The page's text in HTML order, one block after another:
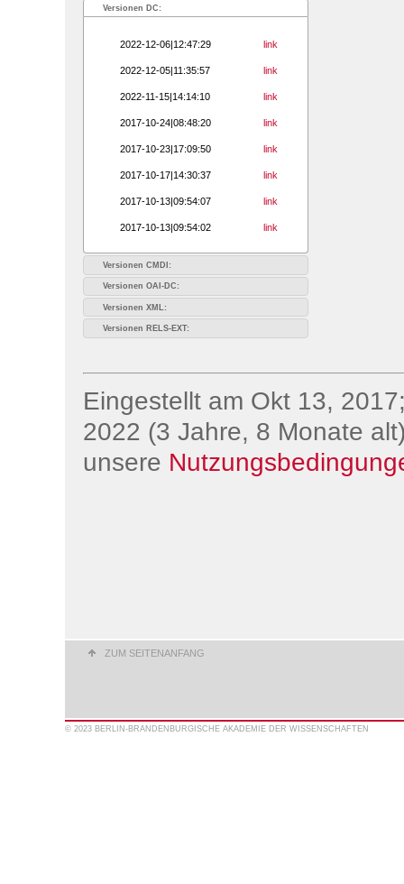
Versionen DC:
2022-12-06|12:47:29 link
2022-12-05|11:35:57 link
2022-11-15|14:14:10 link
2017-10-24|08:48:20 link
2017-10-23|17:09:50 link
2017-10-17|14:30:37 link
2017-10-13|09:54:07 link
2017-10-13|09:54:02 link
Versionen CMDI:
Versionen OAI-DC:
Versionen XML:
Versionen RELS-EXT:
Eingestellt am Okt 13,
2022 (3 Jahre, 8 Monate
unsere
ZUM SEITENANFANG
© 2023 BERLIN-BRANDENBURGISCHE AKADEMIE DER WISSENSCHAFTEN